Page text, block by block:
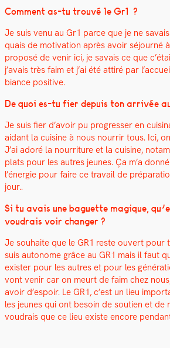
Com­ment as-tu trou­vé le Gr1 ?
Je suis venu au Gr1 parce que je ne
quais de moti­va­tion après avoir séjourné à
pro­posé de venir ici, je savais ce que
j’avais très faim et j’ai été attiré par
biance pos­i­tive.
De quoi es-tu fier depuis ton arrivée au
Je suis fier d’avoir pu pro­gress­er en
aidant la cui­sine à nous nour­rir tous. Ici,
J’ai adoré la nour­ri­t­ure et la cui­sine,
plats pour les autres jeunes. Ça m’a
l’én­ergie pour faire ce tra­vail de
jour..
Si tu avais une baguette mag­ique,
voudrais voir chang­er ?
Je souhaite que le GR1 reste ouvert pour
suis autonome grâce au GR1 mais il faut
exis­ter pour les autres et pour les
vont venir car on meurt de faim chez
avoir d’espoir. Le GR1, c’est un lieu
les jeunes qui ont besoin de sou­tien et de
voudrais que ce lieu existe encore